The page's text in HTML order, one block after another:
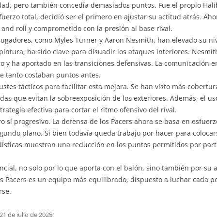
pero también concedía demasiados puntos. Fue el propio
total, decidió ser el primero en ajustar su actitud atrás.
roll y comprometido con la presión al base rival.
como Myles Turner y Aaron Nesmith, han elevado su
ha sido clave para disuadir los ataques interiores.
y ha aportado en las transiciones defensivas. La comunicación
tanto costaban puntos antes.
tácticos para facilitar esta mejora. Se han visto más
que evitan la sobreexposición de los exteriores. Además, el
efectiva para cortar el ritmo ofensivo del rival.
sí progresivo. La defensa de los Pacers ahora se basa en
plano. Si bien todavía queda trabajo por hacer para
muestran una reducción en los puntos permitidos por
no solo por lo que aporta con el balón, sino también por su
Pacers es un equipo más equilibrado, dispuesto a luchar cada
21 de julio de 2025.